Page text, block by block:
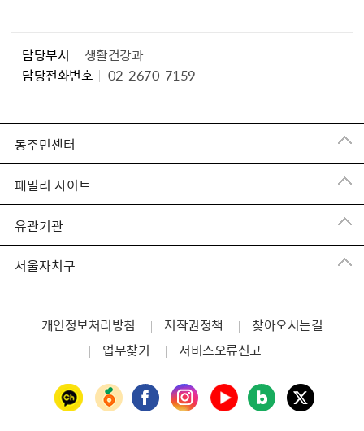
담당부서
생활건강과
담당전화번호
02-2670-7159
동주민센터
패밀리 사이트
유관기관
서울자치구
개인정보처리방침 저작권정책
찾아오시는길
업무찾기
서비스오류신고